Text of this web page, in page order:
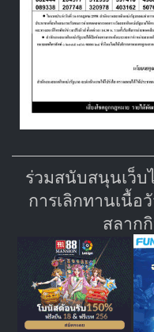
ร่วมสนับสนุนเว็บ
การเลิกทานเนื้
สลาก